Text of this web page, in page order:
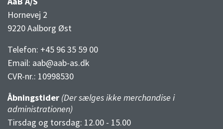
Hornevej 2
9220 Aalborg Øst
Telefon: +45 96 35 59 00
Email: aab@aab-as.dk
CVR-nr.: 10998530
Åbningstider (Der sælges ikke merchandise i
administrationen)
Tirsdag og torsdag: 12.00 - 15.00